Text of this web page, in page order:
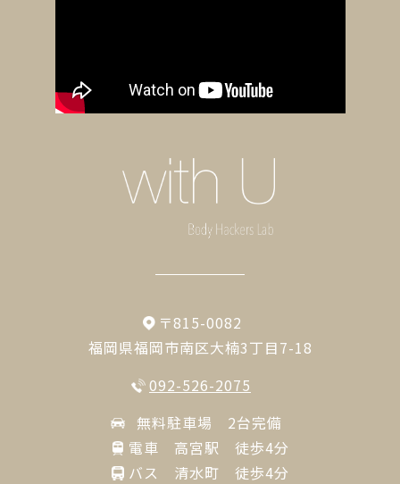
〒815-0082
福岡県福岡市南区大楠3丁目7-18
092-526-2075
無料駐車場 2台完備
電車 高宮駅 徒歩4分
バス 清水町 徒歩4分